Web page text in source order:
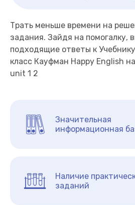
Трать меньше времени на
задания. Зайдя на помогалку,
подходящие ответы к
класс Кауфман Happy English
unit 1 2
Значительная
информационная
Наличие
заданий